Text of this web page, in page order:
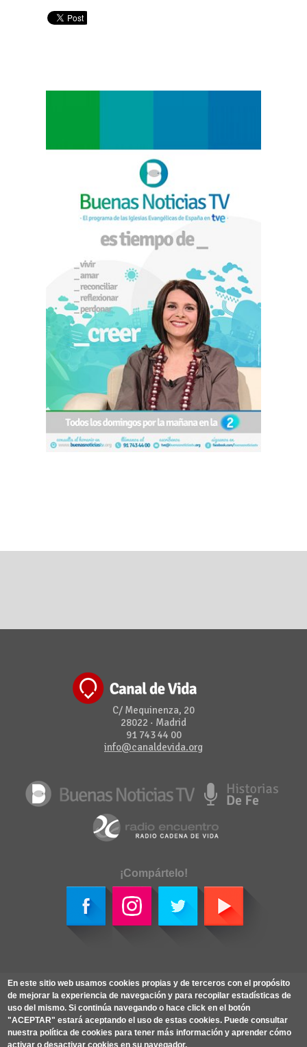
C/ Mequinenza, 20
28022 · Madrid
91 743 44 00
info@canaldevida.org
¡Compártelo!
Política de privacidad|Política de cookies|Mapa web
Desarrollado por: Jaime Lozano
Diseño: Latido Creativo
En este sitio web usamos cookies propias y de terceros con el propósito
de mejorar la experiencia de navegación y para recopilar estadísticas de
uso del mismo. Si continúa navegando o hace click en el botón
"ACEPTAR" estará aceptando el uso de estas cookies. Puede consultar
nuestra política de cookies para tener más información y aprender cómo
activar o desactivar cookies en su navegador.